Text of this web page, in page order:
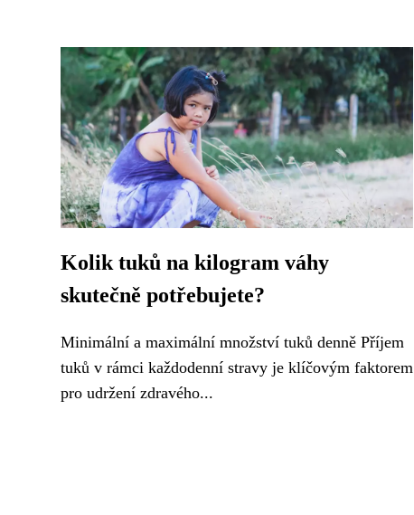
Kolik tuků na kilogram váhy
skutečně potřebujete?
Minimální a maximální množství tuků denně Příjem
tuků v rámci každodenní stravy je klíčovým faktorem
pro udržení zdravého...